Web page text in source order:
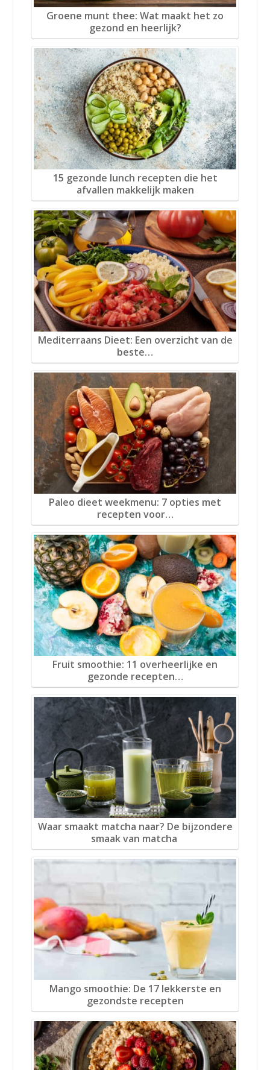
Groene munt thee: Wat maakt het zo
gezond en heerlijk?
15 gezonde lunch recepten die het
afvallen makkelijk maken
Mediterraans Dieet: Een overzicht van de
beste…
Paleo dieet weekmenu: 7 opties met
recepten voor…
Fruit smoothie: 11 overheerlijke en
gezonde recepten…
Waar smaakt matcha naar? De bijzondere
smaak van matcha
Mango smoothie: De 17 lekkerste en
gezondste recepten